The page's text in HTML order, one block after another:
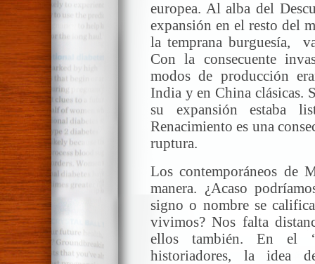
europea. Al alba del
expansión en el resto del
la temprana burguesía,
Con la consecuente
modos de producción
India y en China clásicas.
su expansión estaba
Renacimiento es una
ruptura.
Los contemporáneos de
manera. ¿Acaso
signo o nombre se
vivimos? Nos falta
ellos también. En el
historiadores, la idea